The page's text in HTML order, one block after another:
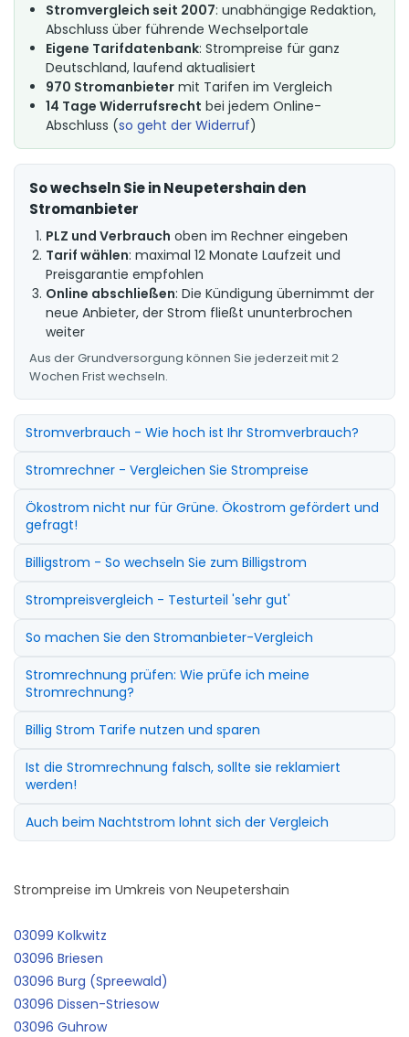
Stromvergleich seit 2007: unabhängige Redaktion,
Abschluss über führende Wechselportale
Eigene Tarifdatenbank: Strompreise für ganz
Deutschland, laufend aktualisiert
970 Stromanbieter mit Tarifen im Vergleich
14 Tage Widerrufsrecht bei jedem Online-
Abschluss (so geht der Widerruf)
So wechseln Sie in Neupetershain den
Stromanbieter
PLZ und Verbrauch oben im Rechner eingeben
Tarif wählen: maximal 12 Monate Laufzeit und
Preisgarantie empfohlen
Online abschließen: Die Kündigung übernimmt der
neue Anbieter, der Strom fließt ununterbrochen
weiter
Aus der Grundversorgung können Sie jederzeit mit 2
Wochen Frist wechseln.
Stromverbrauch - Wie hoch ist Ihr Stromverbrauch?
Stromrechner - Vergleichen Sie Strompreise
Ökostrom nicht nur für Grüne. Ökostrom gefördert und
gefragt!
Billigstrom - So wechseln Sie zum Billigstrom
Strompreisvergleich - Testurteil 'sehr gut'
So machen Sie den Stromanbieter-Vergleich
Stromrechnung prüfen: Wie prüfe ich meine
Stromrechnung?
Billig Strom Tarife nutzen und sparen
Ist die Stromrechnung falsch, sollte sie reklamiert
werden!
Auch beim Nachtstrom lohnt sich der Vergleich
Strompreise im Umkreis von Neupetershain
03099 Kolkwitz
03096 Briesen
03096 Burg (Spreewald)
03096 Dissen-Striesow
03096 Guhrow